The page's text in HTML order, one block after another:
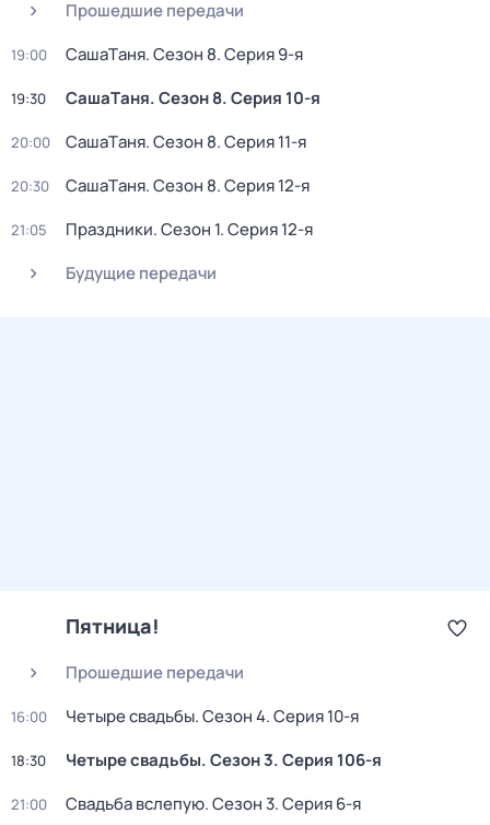
Прошедшие передачи
19:00 CашаTаня. Сезон 8. Серия 9-я
19:30 CашаTаня. Сезон 8. Серия 10-я
20:00 CашаTаня. Сезон 8. Серия 11-я
20:30 CашаTаня. Сезон 8. Серия 12-я
21:05 Праздники. Сезон 1. Серия 12-я
Будущие передачи
Пятница!
Прошедшие передачи
16:00 Четыре свадьбы. Сезон 4. Серия 10-я
18:30 Четыре свадьбы. Сезон 3. Серия 106-я
21:00 Свадьба вслепую. Сезон 3. Серия 6-я